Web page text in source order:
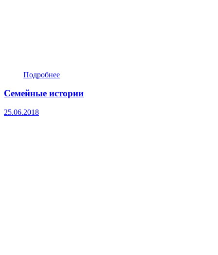
Подробнее
Семейные истории
25.06.2018